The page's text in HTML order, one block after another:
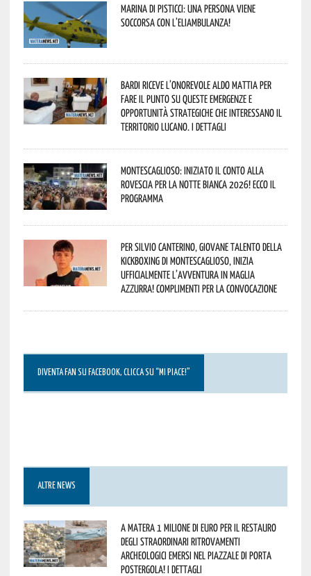
Marina di Pisticci: una persona viene
soccorsa con l’eliambulanza!
Bardi riceve l’onorevole Aldo Mattia per
fare il punto su queste emergenze e
opportunità strategiche che interessano il
territorio lucano. I dettagli
Montescaglioso: iniziato il conto alla
rovescia per la Notte Bianca 2026! Ecco il
programma
Per Silvio Canterino, giovane talento della
kickboxing di Montescaglioso, inizia
ufficialmente l’avventura in maglia
azzurra! Complimenti per la convocazione
DIVENTA FAN SU FACEBOOK, CLICCA SU “MI PIACE!”
ALTRE NEWS
A Matera 1 milione di euro per il restauro
degli straordinari ritrovamenti
archeologici emersi nel piazzale di Porta
Postergola! I dettagli